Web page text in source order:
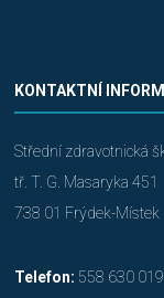
KONTAKTNÍ
Střední zdravotnická
tř. T. G. Masaryka 451
738 01 Frýdek-Místek
Telefon: 558 630 019